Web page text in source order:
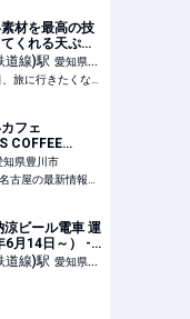
材を最高の技
くれる天ぷら
県豊橋市の
道線)駅 愛知県豊
GOTRIP! 明日、旅に行きたくなるメディア
フェ
COFFEE
アメリカンス
ダボウルとコ
【愛知・豊川
毎日配信！
知県豊川市
日刊KELLY｜名古屋の最新情報を毎日配信！
涼ビール電車 運
6月14日～） -
道線)駅 愛知県豊